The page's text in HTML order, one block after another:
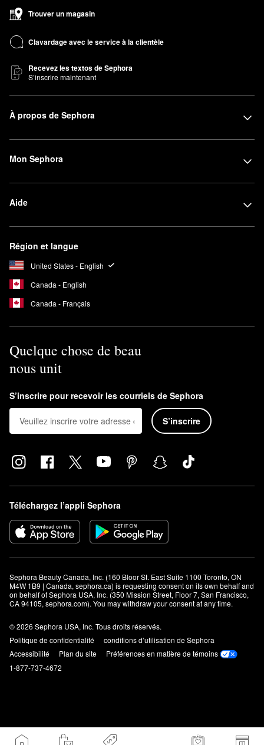
Trouver un magasin
Clavardage avec le service à la clientèle
Recevez les textos de Sephora
S’inscrire maintenant
À propos de Sephora
Mon Sephora
Aide
Région et langue
United States - English
Canada - English
Canada - Français
Quelque chose de beau
nous unit
S’inscrire pour recevoir les courriels de Sephora
S’inscrire
Téléchargez l’appli Sephora
Sephora Beauty Canada, Inc. (160 Bloor St. East Suite 1100 Toronto, ON
M4W 1B9 | Canada, sephora.ca) is requesting consent on its own behalf and
on behalf of Sephora USA, Inc. (350 Mission Street, Floor 7, San Francisco,
CA 94105, sephora.com). You may withdraw your consent at any time.
© 2026 Sephora USA, Inc. Tous droits réservés.
Politique de confidentialité
conditions d’utilisation de Sephora
Accessibilité
Plan du site
Préférences en matière de témoins
1-877-737-4672